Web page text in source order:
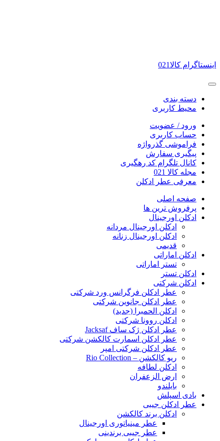
اینستاگرام کالا021
دسته بندی
محیط کاربری
ورود / عضویت
حساب کاربری
فراموشی گذرواژه
پیگیری سفارش
کانال تلگرام کد رهگیری
مجله کالا 021
معرفی عطر ادکلن
صفحه اصلی
پرفروش ترین ها
ادکلن اورجینال
ادکلن اورجینال مردانه
ادکلن اورجینال زنانه
قدیمی
ادکلن اماراتی
تستر اماراتی
ادکلن تستر
ادکلن شرکتی
عطر ادکلن فرگرانس ورد شرکتی
عطر ادکلن جانوین شرکتی
ادکلن الحمبرا (جدید)
ادکلن روونا شرکتی
عطر ادکلن ژک‌ ساف Jacksaf
عطر ادکلن اسمارت کالکشن شرکتی
عطر ادکلن شرکتی امپر
ریو کالکشن – Rio Collection
ادکلن لطافه
ارض الزعفران
بایلندو
بادی اسپلش
عطر ادکلن جیبی
ادکلن برند کالکشن
عطر مینیاتوری اورجینال
عطر جیبی برندینی